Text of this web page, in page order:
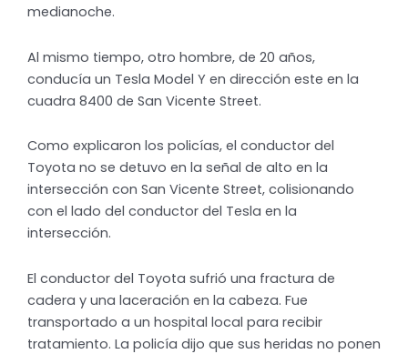
medianoche.
Al mismo tiempo, otro hombre, de 20 años,
conducía un Tesla Model Y en dirección este en la
cuadra 8400 de San Vicente Street.
Como explicaron los policías, el conductor del
Toyota no se detuvo en la señal de alto en la
intersección con San Vicente Street, colisionando
con el lado del conductor del Tesla en la
intersección.
El conductor del Toyota sufrió una fractura de
cadera y una laceración en la cabeza. Fue
transportado a un hospital local para recibir
tratamiento. La policía dijo que sus heridas no ponen